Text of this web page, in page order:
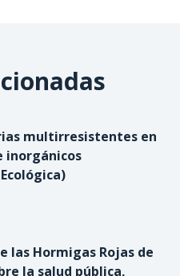
multirresistentes en
inorgánicos
las Hormigas Rojas de
la salud pública,